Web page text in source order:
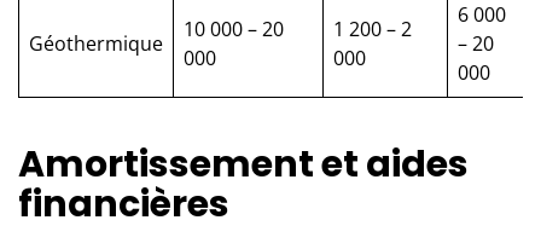
Géothermique
10 000 – 20
000
1 200 – 2
000
6 000
– 20
000
Amortissement et aides
financières